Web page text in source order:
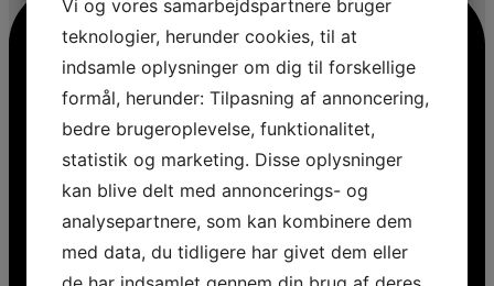
Vi og vores samarbejdspartnere bruger
teknologier, herunder cookies, til at
indsamle oplysninger om dig til forskellige
formål, herunder: Tilpasning af annoncering,
bedre brugeroplevelse, funktionalitet,
statistik og marketing. Disse oplysninger
kan blive delt med annoncerings- og
analysepartnere, som kan kombinere dem
med data, du tidligere har givet dem eller